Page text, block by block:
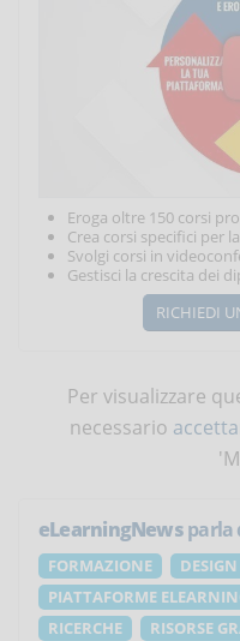
Eroga oltre 150 corsi
Crea corsi specifici per
Svolgi corsi in
Gestisci la crescita dei
RICHIEDI
Per visualizzare
necessario
eLearningNewsparla
FORMAZIONE DESIGN
PIATTAFORME
RICERCHE
RISORSE